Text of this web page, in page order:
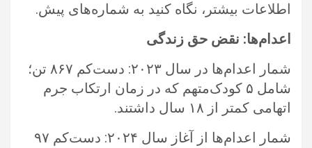
اطلاعات بیشتر، نگاه کنید به شماره‌های پیش.‏
اعدام‌ها: نقض حق زندگی
شمار اعدام‌ها در سال ۲۰۲۳: دست‌کم ۸۶۷ تن؛
شامل ۵ کودک‌متهم که در زمان ارتکاب جرم
اتهامی کمتر از ۱۸ سال داشتند. ‏
شمار اعدام‌ها از آغاز سال ۲۰۲۴: دست‌کم ۹۷